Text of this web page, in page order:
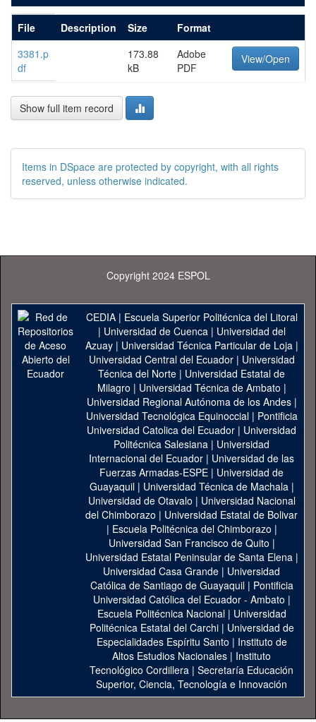
File Description Size
Format
3381.p
df
173.88
kB
Adobe
PDF
View/Open
Show full item record
Items in DSpace are protected by copyright, with all rights
reserved, unless otherwise indicated.
Copyright 2024 ESPOL
CEDIA| Escuela Superior Politécnica del Litoral
| Universidad de Cuenca| Universidad del
Azuay| Universidad Técnica Particular de Loja|
Universidad Central del Ecuador| Universidad
Técnica del Norte | Universidad Estatal de
Milagro | Universidad Técnica de Ambato |
Universidad Regional Autónoma de los Andes|
Universidad Tecnológica Equinoccial| Pontificia
Universidad Catolica del Ecuador | Universidad
Politécnica Salesiana | Universidad
Internacional del Ecuador | Universidad de las
Fuerzas Armadas-ESPE | Universidad de
Guayaquil| Universidad Técnica de Machala|
Universidad de Otavalo | Universidad Nacional
del Chimborazo | Universidad Estatal de Bolivar
| Escuela Politécnica del Chimborazo |
Universidad San Francisco de Quito |
Universidad Estatal Peninsular de Santa Elena|
Universidad Casa Grande | Universidad
Católica de Santiago de Guayaquil| Pontificia
Universidad Católica del Ecuador - Ambato |
Escuela Politécnica Nacional| Universidad
Politécnica Estatal del Carchi| Universidad de
Especialidades Espíritu Santo | Instituto de
Altos Estudios Nacionales | Instituto
Tecnológico Cordillera | Secretaría Educación
Superior, Ciencia, Tecnología e Innovación